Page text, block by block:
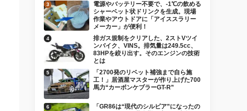
電源やバッテリー不要で、-1℃の飲める
シャーベット状ドリンクを生成。現場
作業やアウトドアに「アイススラリー
メーカー」が便利！
排ガス規制をクリアした、2ストVツイ
ンバイク、VINS。排気量は249.5cc、
83HPを絞り出す。そのエンジンの技術
とは
「2700発のリベット補強まで自ら施
工！」居酒屋マスターが作り上げた700
馬力“カーボンケブラーGT-R”
「GR86は“現代のシルビア”になったの